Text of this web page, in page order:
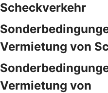
Scheckverkehr
Vermietung von
Vermietung von